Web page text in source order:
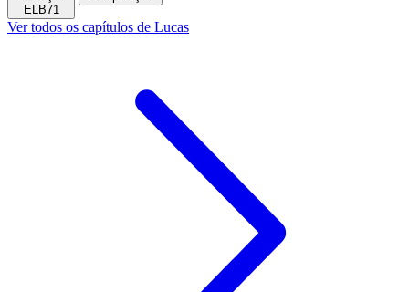
ELB71
Ver todos os capítulos de Lucas